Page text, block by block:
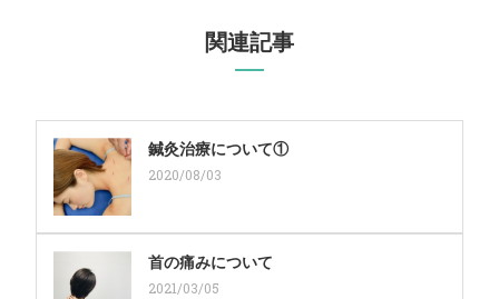
関連記事
鍼灸治療について①
2020/08/03
首の痛みについて
2021/03/05